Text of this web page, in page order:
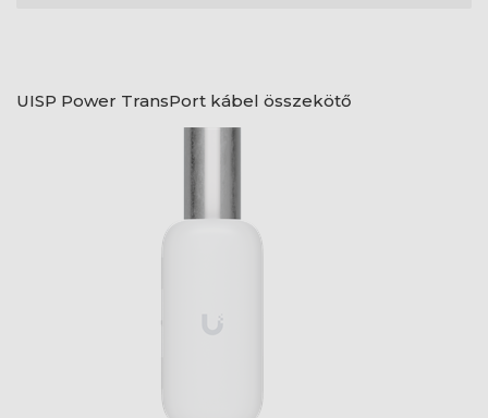
UISP Power TransPort kábel összekötő